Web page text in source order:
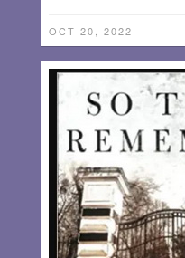
OCT 20, 2022